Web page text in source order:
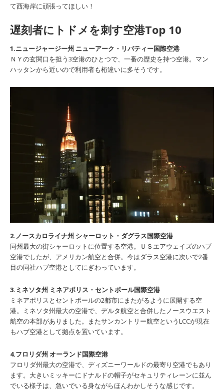
て西海岸に頑張ってほしい！
遅刻者にトドメを刺す空港Top 10
1.ニュージャージー州 ニューアーク・リバティー国際空港
ＮＹの玄関口を担う3空港のひとつで、一番の歴史を持つ空港。マン
ハッタンから近いので利用者も桁違いに多そうです。
2.ノースカロライナ州 シャーロット・ダグラス国際空港
同州最大の街シャーロットに位置する空港。ＵＳエアウェイズのハブ
空港でしたが、アメリカン航空と合併。今はダラス空港に次いで2番
目の同社ハブ空港としてにぎわっています。
3.ミネソタ州 ミネアポリス・セントポール国際空港
ミネアポリスとセントポールの2都市にまたがるように展開する空
港。ミネソタ州最大の空港で、デルタ航空と合併したノースウエスト
航空の本部がありました。またサンカントリー航空というLCCが現在
もハブ空港として拠点を置いています。
4.フロリダ州 オーランド国際空港
フロリダ州最大の空港で、ディズニーワールドの最寄り空港でもあり
ます。大きいミッキーにドナルドの帽子がセキュリティレーンに並ん
でいる様子は、急いでいる身ながらほんわかしそうな感じです。